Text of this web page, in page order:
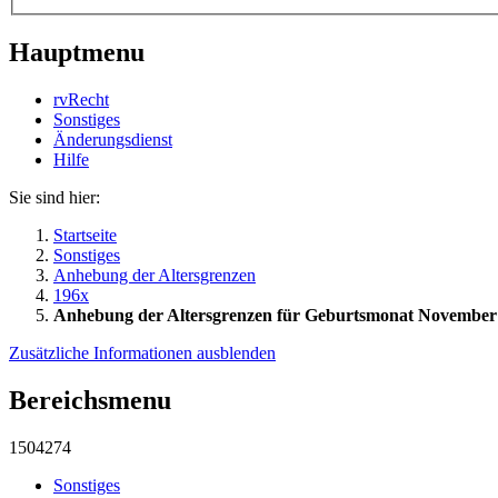
Hauptmenu
rvRecht
Sonstiges
Änderungsdienst
Hil­fe
Sie sind hier:
Startseite
Sonstiges
Anhebung der Altersgrenzen
196x
Anhebung der Altersgrenzen für Geburtsmonat November
Zusätzliche Informationen ausblenden
Bereichsmenu
1504274
Sonstiges